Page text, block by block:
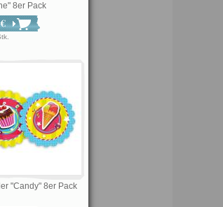
8er Pack
"Candy" 8er Pack